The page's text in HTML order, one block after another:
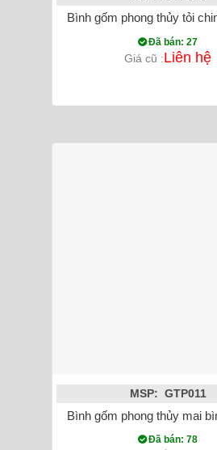
Bình gốm phong thủy tỏi
Đã bán: 27
Giá cũ :Liên hệ
MSP: GTP011
Bình gốm phong thủy mai
Đã bán: 78